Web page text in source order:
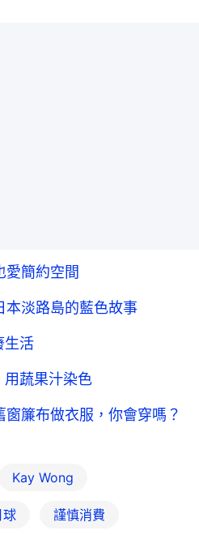
愛簡約空間
本淡路島的藍色故事
生活
蔬果汁染色
窗簾布做衣服，你會穿嗎？
Kay Wong
球 謹慎消費